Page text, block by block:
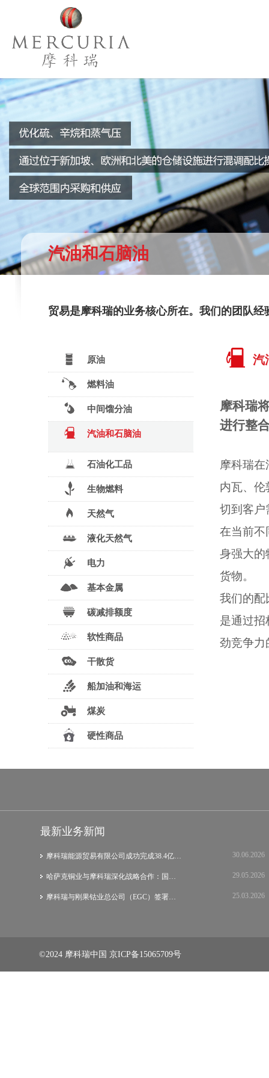
汽油和石脑油
贸易是摩科瑞的业务核心所在。我们的团队
原油
燃料油
中间馏分油
汽油和石脑油
石油化工品
生物燃料
天然气
液化天然气
电力
基本金属
碳减排额度
软性商品
干散货
船加油和海运
煤炭
硬性商品
汽
摩科瑞
进行整
摩科瑞
内瓦、伦
切到客户
在当前不
身强大的
货物。
我们的配
是通过招
劲竞争力
最新业务新闻
摩科瑞能源贸易有限公司成功完成38.4亿美元… 30.06.2026
哈萨克铜业与摩科瑞深化战略合作：国际集团… 29.05.2026
摩科瑞与刚果钴业总公司（EGC）签署战略谅… 25.03.2026
©2024 摩科瑞中国 京ICP备15065709号